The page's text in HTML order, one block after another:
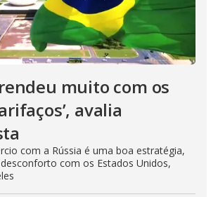
muito com os
avalia
com a Rússia é uma boa estratégia,
com os Estados Unidos,